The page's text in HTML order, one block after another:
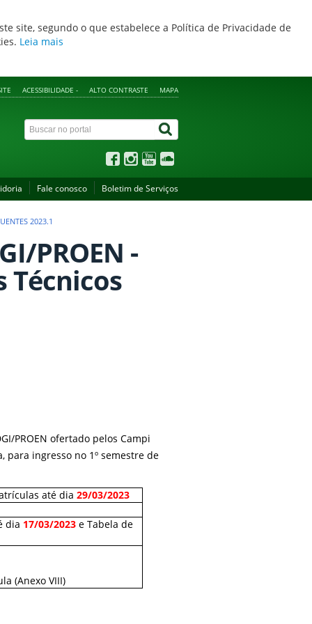
site, segundo o que estabelece a Política de Privacidade de
Leia mais
ACESSIBILIDADE - ALTO CONTRASTE MAPA
Fale conosco Boletim de Serviços
2023.1
PROEN -
Técnicos
PROEN ofertado pelos Campi
, para ingresso no 1º semestre de
até dia 29/03/2023
dia 17/03/2023 e Tabela de
(Anexo VIII)